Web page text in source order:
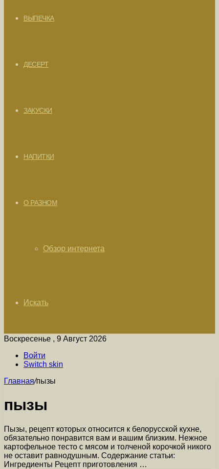
ВЫПЕЧКА
ДЕСЕРТ
ЗАКУСКИ
НАПИТКИ
О РАЗНОМ
Обзор интернета
Искать
Воскресенье , 9 Август 2026
Войти
Switch skin
Главная/пызы
пызы
Пызы, рецепт которых относится к белорусской кухне,
обязательно понравится вам и вашим близким. Нежное
картофельное тесто с мясом и толченой корочкой никого
не оставит равнодушным. Содержание статьи:
Ингредиенты Рецепт приготовления …